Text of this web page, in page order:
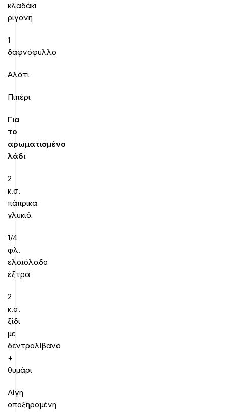
κλαδάκι
ρίγανη
1
δαφνόφυλλο
Αλάτι
Πιπέρι
Για
το
αρωματισμένο
λάδι
2
κ.σ.
πάπρικα
γλυκιά
1/4
φλ.
ελαιόλαδο
έξτρα
2
κ.σ.
ξίδι
με
δεντρολίβανο
+
θυμάρι
Λίγη
αποξηραμένη